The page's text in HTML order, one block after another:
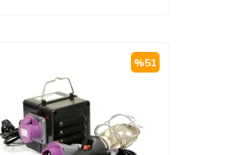
%51